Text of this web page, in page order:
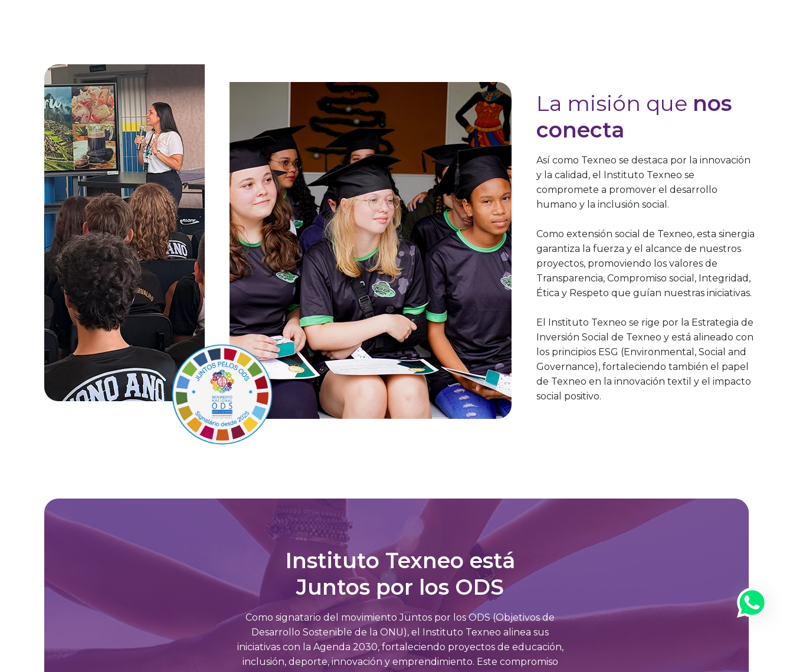
La misión que nos
conecta
Así como Texneo se destaca por la innovación
y la calidad, el Instituto Texneo se
compromete a promover el desarrollo
humano y la inclusión social.
Como extensión social de Texneo, esta sinergia
garantiza la fuerza y el alcance de nuestros
proyectos, promoviendo los valores de
Transparencia, Compromiso social, Integridad,
Ética y Respeto que guían nuestras iniciativas.
El Instituto Texneo se rige por la Estrategia de
Inversión Social de Texneo y está alineado con
los principios ESG (Environmental, Social and
Governance), fortaleciendo también el papel
de Texneo en la innovación textil y el impacto
social positivo.
Instituto Texneo está
Juntos por los ODS
Como signatario del movimiento Juntos por los ODS (Objetivos de
Desarrollo Sostenible de la ONU), el Instituto Texneo alinea sus
iniciativas con la Agenda 2030, fortaleciendo proyectos de educación,
inclusión, deporte, innovación y emprendimiento. Este compromiso